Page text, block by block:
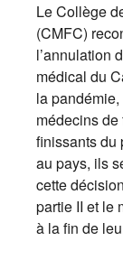
Le Collège
(CMFC)
l’annulation
médical du
la
médecins
finissants du
au pays, ils
cette
partie II et le
à la fin de